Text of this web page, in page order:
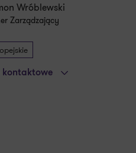
Wróblewski
Zarządzający
kontaktowe